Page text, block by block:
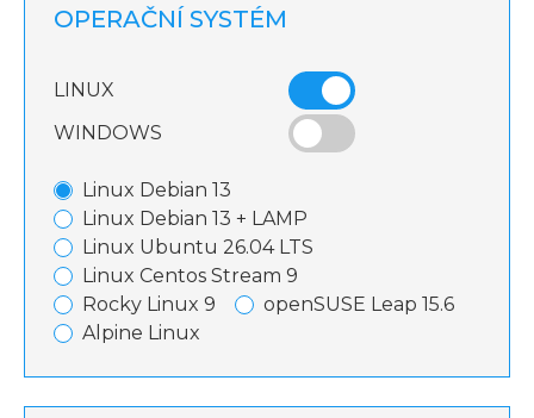
OPERAČNÍ SYSTÉM
LINUX
WINDOWS
Linux Debian 13
Linux Debian 13 + LAMP
Linux Ubuntu 26.04 LTS
Linux Centos Stream 9
Rocky Linux 9
openSUSE Leap 15.6
Alpine Linux